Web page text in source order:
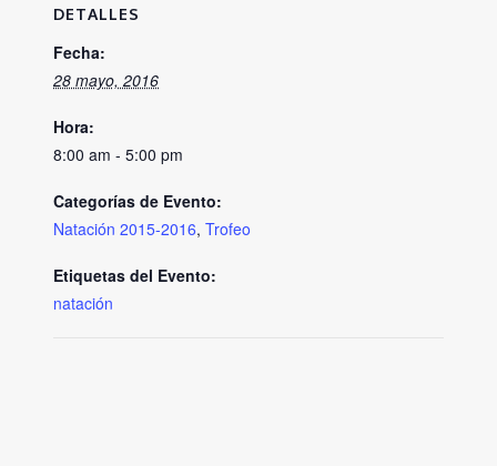
DETALLES
Fecha:
28 mayo, 2016
Hora:
8:00 am - 5:00 pm
Categorías de Evento:
Natación 2015-2016, Trofeo
Etiquetas del Evento:
natación